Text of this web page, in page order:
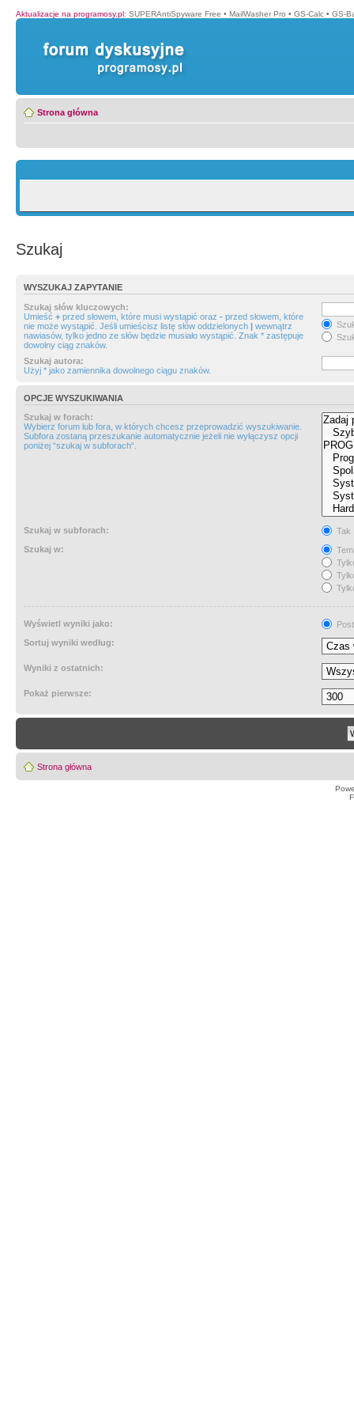
Aktualizacje na programosy.pl: SUPERAntiSpyware Free • MailWasher Pro • GS-Calc • GS-
Strona główna
Szukaj
WYSZUKAJ ZAPYTANIE
Szukaj słów kluczowych:
Umieść + przed słowem, które musi wystąpić oraz - przed słowem, które
nie może wystąpić. Jeśli umieścisz listę słów oddzielonych | wewnątrz
nawiasów, tylko jedno ze słów będzie musiało wystąpić. Znak * zastępuje
dowolny ciąg znaków.
Szukaj autora:
Użyj * jako zamiennika dowolnego ciągu znaków.
OPCJE WYSZUKIWANIA
Szukaj w forach:
Wybierz forum lub fora, w których chcesz przeprowadzić wyszukiwanie.
Subfora zostaną przeszukanie automatycznie jeżeli nie wyłączysz opcji
poniżej “szukaj w subforach“.
Szukaj w subforach:
Tak
Szukaj w:
Wyświetl wyniki jako:
Sortuj wyniki według:
Wyniki z ostatnich:
Pokaż pierwsze:
Strona główna